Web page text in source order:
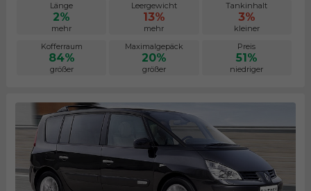
Länge
2%
mehr
Leergewicht
13%
mehr
Tankinhalt
3%
kleiner
Kofferraum
84%
größer
Maximalgepäck
20%
größer
Preis
51%
niedriger